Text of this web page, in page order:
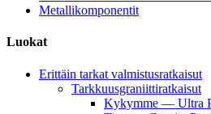
Metallikomponentit
Luokat
Erittäin tarkat valmistusratkaisut
Tarkkuusgraniittiratkaisut
Kykymme — Ultra